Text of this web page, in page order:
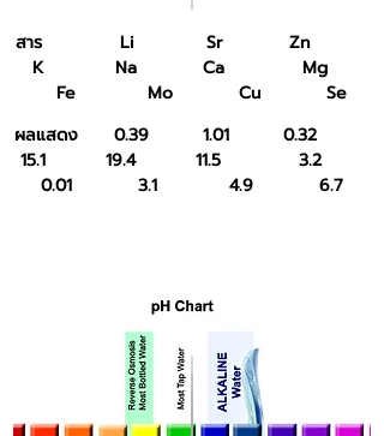
สาร Li Sr Zn
K Na Ca Mg
Fe Mo Cu Se
ผลแสดง 0.39 1.01 0.32
15.1 19.4 11.5 3.2
0.01 3.1 4.9 6.7